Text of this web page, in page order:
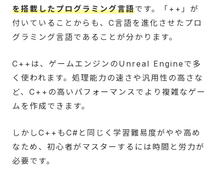
を搭載したプログラミング言語です。「++」が
付いていることからも、C言語を進化させたプロ
グラミング言語であることが分かります。
C++は、ゲームエンジンのUnreal Engineで多
く使われます。処理能力の速さや汎用性の高さな
ど、C++の高いパフォーマンスでより複雑なゲー
ムを作成できます。
しかしC++もC#と同じく学習難易度がやや高め
なため、初心者がマスターするには時間と労力が
必要です。